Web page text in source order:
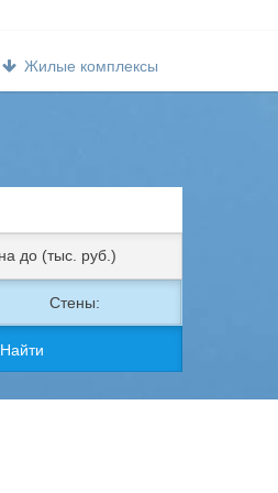
Жилые комплексы
Стены:
Найти